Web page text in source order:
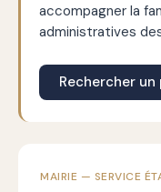
accompagner la
administratives
Rechercher
MAIRIE — SERVICE